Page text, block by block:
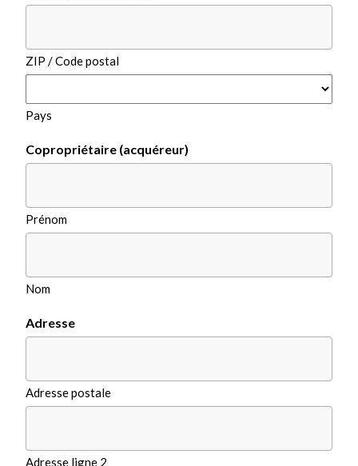
ZIP / Code postal
Pays
Copropriétaire (acquéreur)
Prénom
Nom
Adresse
Adresse postale
Adresse ligne 2